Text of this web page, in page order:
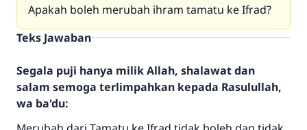
Apakah boleh merubah ihram tamatu ke Ifrad?
Teks Jawaban
Segala puji hanya milik Allah, shalawat dan
salam semoga terlimpahkan kepada Rasulullah,
wa ba'du: